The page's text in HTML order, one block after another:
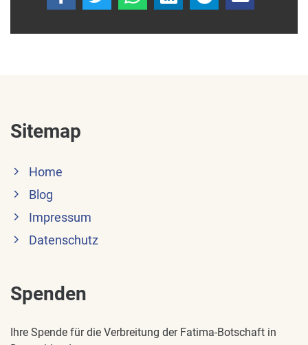
Sitemap
Home
Blog
Impressum
Datenschutz
Spenden
Ihre Spende für die Verbreitung der Fatima-Botschaft in